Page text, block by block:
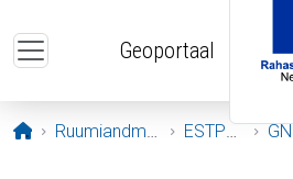
Geoportaal
Avaleht
Ruumiandmed ESTPOS